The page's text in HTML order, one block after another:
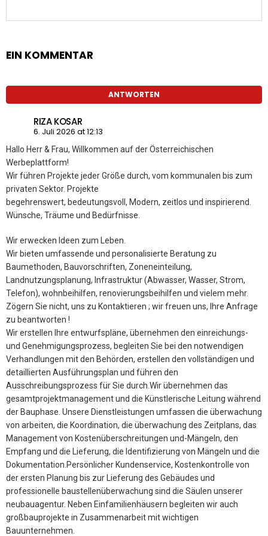
EIN KOMMENTAR
ANTWORTEN
RIZA KOSAR
6. Juli 2026 at 12:13
Hallo Herr & Frau, Willkommen auf der Österreichischen
Werbeplattform!
Wir führen Projekte jeder Größe durch, vom kommunalen bis zum
privaten Sektor. Projekte
begehrenswert, bedeutungsvoll, Modern, zeitlos und inspirierend.
Wünsche, Träume und Bedürfnisse.
Wir erwecken Ideen zum Leben.
Wir bieten umfassende und personalisierte Beratung zu
Baumethoden, Bauvorschriften, Zoneneinteilung,
Landnutzungsplanung, Infrastruktur (Abwasser, Wasser, Strom,
Telefon), wohnbeihilfen, renovierungsbeihilfen und vielem mehr.
Zögern Sie nicht, uns zu Kontaktieren ; wir freuen uns, Ihre Anfrage
zu beantworten !
Wir erstellen Ihre entwurfspläne, übernehmen den einreichungs-
und Genehmigungsprozess, begleiten Sie bei den notwendigen
Verhandlungen mit den Behörden, erstellen den vollständigen und
detaillierten Ausführungsplan und führen den
Ausschreibungsprozess für Sie durch.Wir übernehmen das
gesamtprojektmanagement und die Künstlerische Leitung während
der Bauphase. Unsere Dienstleistungen umfassen die überwachung
von arbeiten, die Koordination, die überwachung des Zeitplans, das
Management von Kostenüberschreitungen und-Mängeln, den
Empfang und die Lieferung, die Identifizierung von Mängeln und die
Dokumentation.Persönlicher Kundenservice, Kostenkontrolle von
der ersten Planung bis zur Lieferung des Gebäudes und
professionelle baustellenüberwachung sind die Säulen unserer
neubauagentur. Neben Einfamilienhäusern begleiten wir auch
großbauprojekte in Zusammenarbeit mit wichtigen
Bauunternehmen.